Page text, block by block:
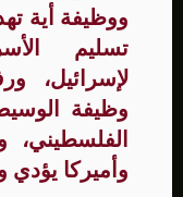
ووظيفة أية
تسليم
لإسرائيل،
وظيفة
وأميركا